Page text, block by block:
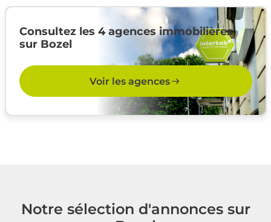
Consultez les 4 agences immobilières
sur Bozel
Voir les agences
Notre sélection d'annonces sur